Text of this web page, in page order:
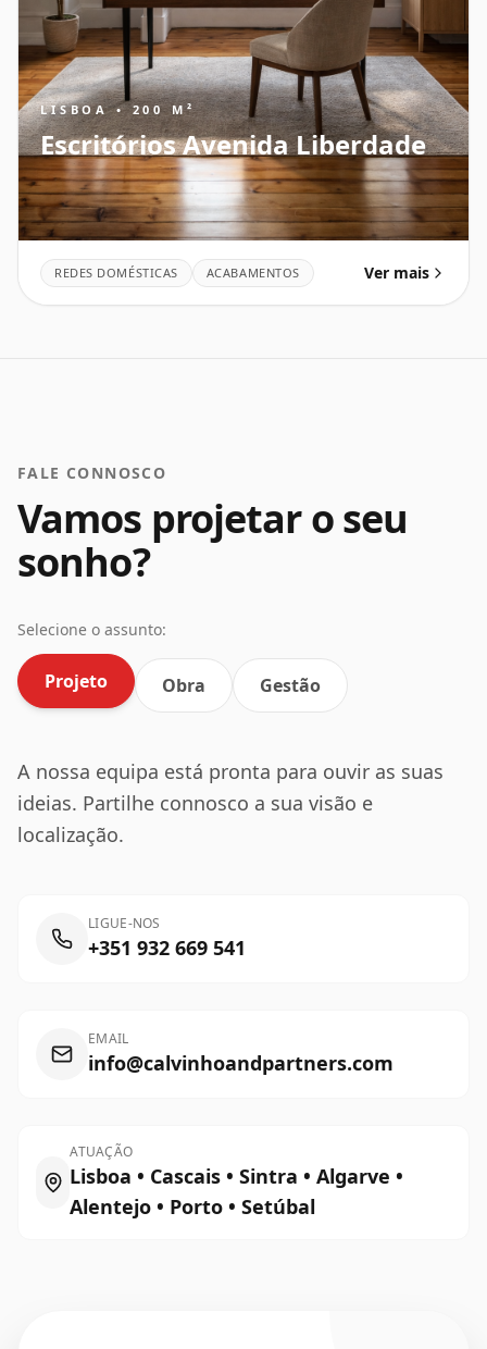
LISBOA • 200 M²
Escritórios Avenida Liberdade
REDES DOMÉSTICAS ACABAMENTOS Ver mais
FALE CONNOSCO
Vamos projetar o seu
sonho?
Selecione o assunto:
Projeto Obra Gestão
A nossa equipa está pronta para ouvir as suas
ideias. Partilhe connosco a sua visão e
localização.
LIGUE-NOS
+351 932 669 541
EMAIL
info@calvinhoandpartners.com
ATUAÇÃO
Lisboa • Cascais • Sintra • Algarve •
Alentejo • Porto • Setúbal